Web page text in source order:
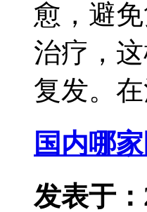
愈，避
治疗，
复发。
国内哪
发表于：